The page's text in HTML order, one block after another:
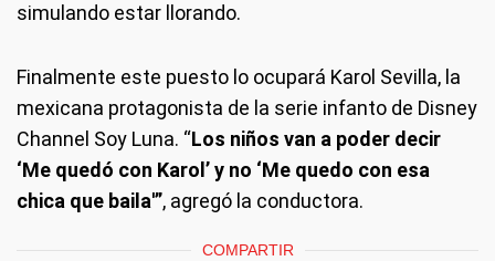
simulando estar llorando.
Finalmente este puesto lo ocupará Karol Sevilla, la
mexicana protagonista de la serie infanto de Disney
Channel Soy Luna. “Los niños van a poder decir
‘Me quedó con Karol’ y no ‘Me quedo con esa
chica que baila'”, agregó la conductora.
COMPARTIR